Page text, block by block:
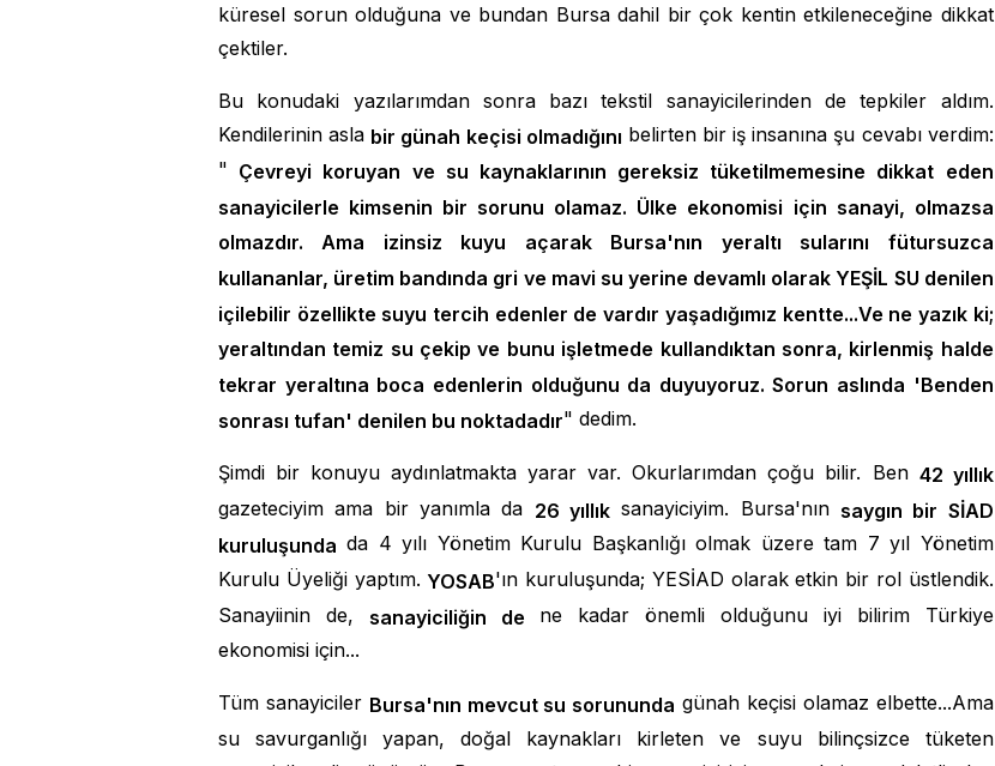
küresel sorun olduğuna ve bundan Bursa dahil bir çok kentin etkileneceğine dikkat
çektiler.
Bu konudaki yazılarımdan sonra bazı tekstil sanayicilerinden de tepkiler aldım.
Kendilerinin asla bir günah keçisi olmadığını belirten bir iş insanına şu cevabı verdim:
" Çevreyi koruyan ve su kaynaklarının gereksiz tüketilmemesine dikkat eden
sanayicilerle kimsenin bir sorunu olamaz. Ülke ekonomisi için sanayi, olmazsa
olmazdır. Ama izinsiz kuyu açarak Bursa'nın yeraltı sularını fütursuzca
kullananlar, üretim bandında gri ve mavi su yerine devamlı olarak YEŞİL SU denilen
içilebilir özellikte suyu tercih edenler de vardır yaşadığımız kentte...Ve ne yazık ki;
yeraltından temiz su çekip ve bunu işletmede kullandıktan sonra, kirlenmiş halde
tekrar yeraltına boca edenlerin olduğunu da duyuyoruz. Sorun aslında 'Benden
sonrası tufan' denilen bu noktadadır" dedim.
Şimdi bir konuyu aydınlatmakta yarar var. Okurlarımdan çoğu bilir. Ben 42 yıllık
gazeteciyim ama bir yanımla da 26 yıllık sanayiciyim. Bursa'nın saygın bir SİAD
kuruluşunda da 4 yılı Yönetim Kurulu Başkanlığı olmak üzere tam 7 yıl Yönetim
Kurulu Üyeliği yaptım. YOSAB'ın kuruluşunda; YESİAD olarak etkin bir rol üstlendik.
Sanayiinin de, sanayiciliğin de ne kadar önemli olduğunu iyi bilirim Türkiye
ekonomisi için...
Tüm sanayiciler Bursa'nın mevcut su sorununda günah keçisi olamaz elbette...Ama
su savurganlığı yapan, doğal kaynakları kirleten ve suyu bilinçsizce tüketen